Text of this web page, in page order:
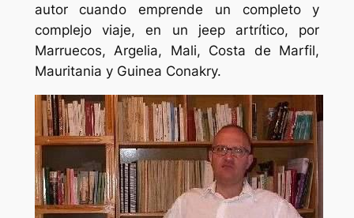
autor cuando emprende un completo y
complejo viaje, en un jeep artrítico, por
Marruecos, Argelia, Mali, Costa de Marfil,
Mauritania y Guinea Conakry.